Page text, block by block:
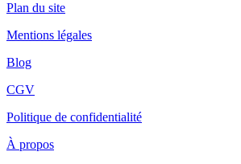
Plan du site
Mentions légales
Blog
CGV
Politique de confidentialité
À propos